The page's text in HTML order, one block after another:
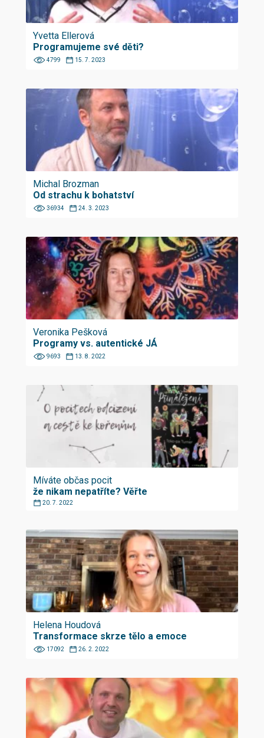
Yvetta Ellerová
Programujeme své děti?
4799 15. 7. 2023
Michal Brozman
Od strachu k bohatství
36934 24. 3. 2023
Veronika Pešková
Programy vs. autentické JÁ
9693 13. 8. 2022
Míváte občas pocit
že nikam nepatříte? Věřte
20. 7. 2022
Helena Houdová
Transformace skrze tělo a emoce
17092 26. 2. 2022